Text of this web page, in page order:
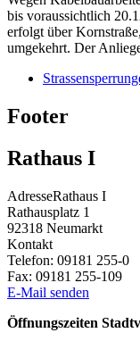
bis voraussichtlich
erfolgt über
umgekehrt. Der
Footer
Rathaus I
AdresseRathaus I
Rathausplatz 1
92318 Neumarkt
Kontakt
Telefon: 09181 255-0
Fax: 09181 255-109
E-Mail senden
Öffnungszeiten